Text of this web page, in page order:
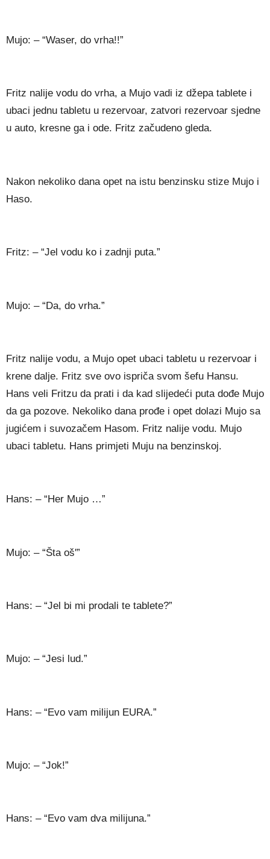
Mujo: – “Waser, do vrha!!”
Fritz nalije vodu do vrha, a Mujo vadi iz džepa tablete i
ubaci jednu tabletu u rezervoar, zatvori rezervoar sjedne
u auto, kresne ga i ode. Fritz začudeno gleda.
Nakon nekoliko dana opet na istu benzinsku stize Mujo i
Haso.
Fritz: – “Jel vodu ko i zadnji puta.”
Mujo: – “Da, do vrha.”
Fritz nalije vodu, a Mujo opet ubaci tabletu u rezervoar i
krene dalje. Fritz sve ovo ispriča svom šefu Hansu.
Hans veli Fritzu da prati i da kad slijedeći puta dođe Mujo
da ga pozove. Nekoliko dana prođe i opet dolazi Mujo sa
jugićem i suvozačem Hasom. Fritz nalije vodu. Mujo
ubaci tabletu. Hans primjeti Muju na benzinskoj.
Hans: – “Her Mujo …”
Mujo: – “Šta oš'”
Hans: – “Jel bi mi prodali te tablete?”
Mujo: – “Jesi lud.”
Hans: – “Evo vam milijun EURA.”
Mujo: – “Jok!”
Hans: – “Evo vam dva milijuna.”